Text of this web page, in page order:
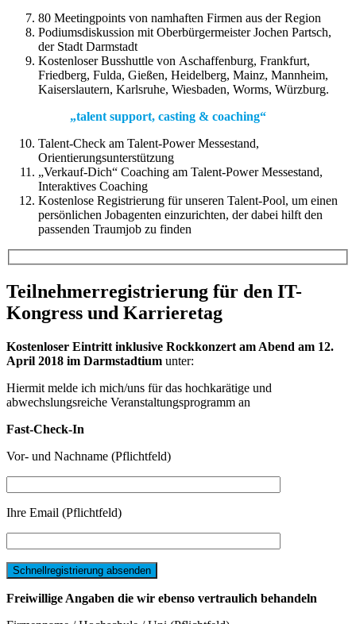
80 Meetingpoints von namhaften Firmen aus der Region
Podiumsdiskussion mit Oberbürgermeister Jochen Partsch,
der Stadt Darmstadt
Kostenloser Busshuttle von Aschaffenburg, Frankfurt,
Friedberg, Fulda, Gießen, Heidelberg, Mainz, Mannheim,
Kaiserslautern, Karlsruhe, Wiesbaden, Worms, Würzburg.
„talent support, casting & coaching“
Talent-Check am Talent-Power Messestand,
Orientierungsunterstützung
„Verkauf-Dich“ Coaching am Talent-Power Messestand,
Interaktives Coaching
Kostenlose Registrierung für unseren Talent-Pool, um einen
persönlichen Jobagenten einzurichten, der dabei hilft den
passenden Traumjob zu finden
Teilnehmerregistrierung für den IT-
Kongress und Karrieretag
Kostenloser Eintritt inklusive Rockkonzert am Abend am 12.
April 2018 im Darmstadtium unter:
Hiermit melde ich mich/uns für das hochkarätige und
abwechslungsreiche Veranstaltungsprogramm an
Fast-Check-In
Vor- und Nachname (Pflichtfeld)
Ihre Email (Pflichtfeld)
Freiwillige Angaben die wir ebenso vertraulich behandeln